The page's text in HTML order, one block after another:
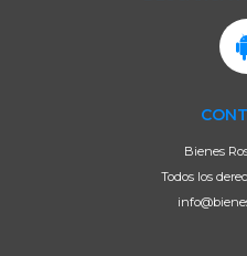
Bienes
Todos los